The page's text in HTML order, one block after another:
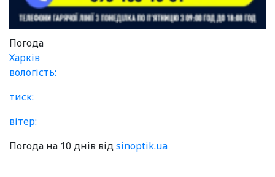
Погода
Харків
вологість:
тиск:
вітер:
Погода на 10 днів відsinoptik.ua